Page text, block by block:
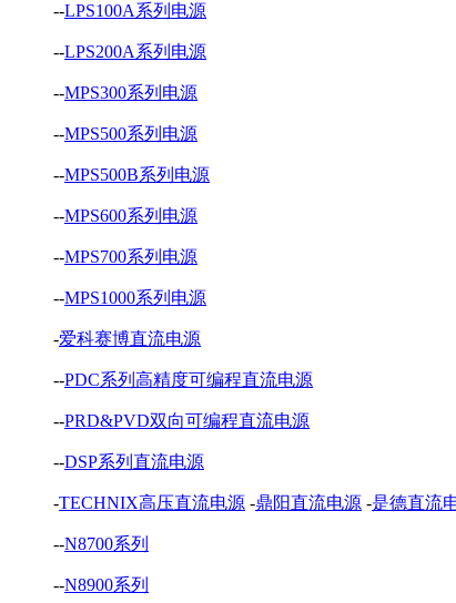
--LPS100A系列电源
--LPS200A系列电源
--MPS300系列电源
--MPS500系列电源
--MPS500B系列电源
--MPS600系列电源
--MPS700系列电源
--MPS1000系列电源
-爱科赛博直流电源
--PDC系列高精度可编程直流电源
--PRD&PVD双向可编程直流电源
--DSP系列直流电源
-TECHNIX高压直流电源 -鼎阳直流电源 -是德直流
--N8700系列
--N8900系列